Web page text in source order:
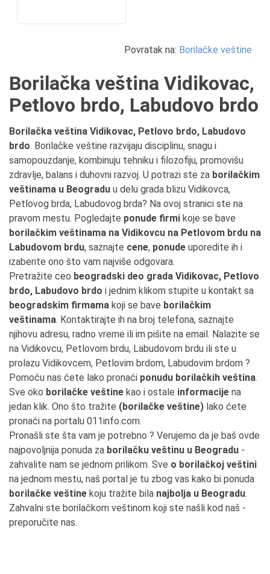
Povratak na: Borilačke veštine
Borilačka veština Vidikovac,
Petlovo brdo, Labudovo brdo
Borilačka veština Vidikovac, Petlovo brdo, Labudovo
brdo. Borilačke veštine razvijaju disciplinu, snagu i
samopouzdanje, kombinuju tehniku i filozofiju, promovišu
zdravlje, balans i duhovni razvoj. U potrazi ste za borilačkim
veštinama u Beogradu u delu grada blizu Vidikovca,
Petlovog brda, Labudovog brda? Na ovoj stranici ste na
pravom mestu. Pogledajte ponude firmi koje se bave
borilačkim veštinama na Vidikovcu na Petlovom brdu na
Labudovom brdu, saznajte cene, ponude uporedite ih i
izaberite ono što vam najviše odgovara.
Pretražite ceo beogradski deo grada Vidikovac, Petlovo
brdo, Labudovo brdo i jednim klikom stupite u kontakt sa
beogradskim firmama koji se bave borilačkim
veštinama. Kontaktirajte ih na broj telefona, saznajte
njihovu adresu, radno vreme ili im pišite na email. Nalazite se
na Vidikovcu, Petlovom brdu, Labudovom brdu ili ste u
prolazu Vidikovcem, Petlovim brdom, Labudovim brdom ?
Pomoću nas ćete lako pronaći ponudu borilačkih veština.
Sve oko borilačke veštine kao i ostale informacije na
jedan klik. Ono što tražite (borilačke veštine) lako ćete
pronaći na portalu 011info.com.
Pronašli ste šta vam je potrebno ? Verujemo da je baš ovde
najpovoljnija ponuda za borilačku veštinu u Beogradu -
zahvalite nam se jednom prilikom. Sve o borilačkoj veštini
na jednom mestu, naš portal je tu zbog vas kako bi ponuda
borilačke veštine koju tražite bila najbolja u Beogradu.
Zahvalni ste borilačkom veštinom koji ste našli kod naš -
preporučite nas.